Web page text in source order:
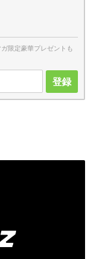
限定豪華プレゼントも
登録